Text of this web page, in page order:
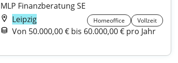
MLP Finanzberatung SE
Leipzig
Homeoffice Vollzeit
Von 50.000,00 € bis 60.000,00 € pro Jahr